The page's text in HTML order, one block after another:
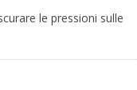
le pressioni sulle